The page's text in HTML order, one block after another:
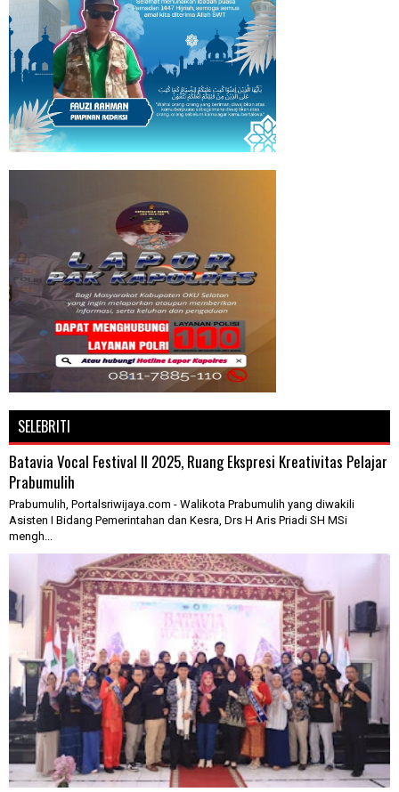
SELEBRITI
Batavia Vocal Festival II 2025, Ruang Ekspresi Kreativitas Pelajar
Prabumulih
Prabumulih, Portalsriwijaya.com - Walikota Prabumulih yang diwakili
Asisten I Bidang Pemerintahan dan Kesra, Drs H Aris Priadi SH MSi
mengh...